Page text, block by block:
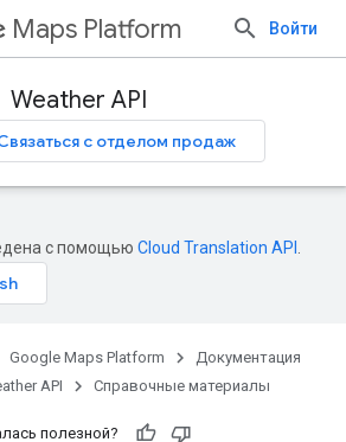
Maps Platform Войти
Weather API
с отделом продаж
с помощью Cloud Translation API
Google Maps Platform
Документация
API Справочные материалы
полезной?